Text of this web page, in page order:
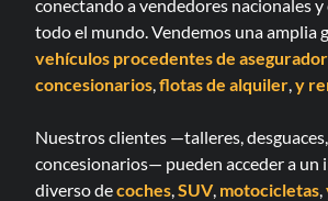
conectando a vendedores nacionales
todo el mundo. Vendemos una amplia
vehículos procedentes de
concesionarios flotas de alquiler y
Nuestros clientes —talleres,
concesionarios— pueden acceder a un
diverso decoches SUV, motocicletas